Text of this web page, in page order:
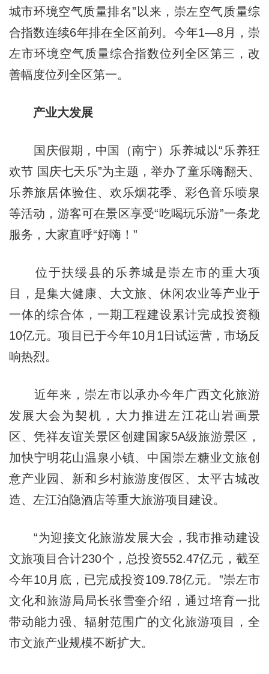
城市环境空气质量排名”以来，崇左空气质量综
合指数连续6年排在全区前列。今年1—8月，崇
左市环境空气质量综合指数位列全区第三，改
善幅度位列全区第一。
产业大发展
国庆假期，中国（南宁）乐养城以“乐养狂
欢节 国庆七天乐”为主题，举办了童乐嗨翻天、
乐养旅居体验住、欢乐烟花季、彩色音乐喷泉
等活动，游客可在景区享受“吃喝玩乐游”一条龙
服务，大家直呼“好嗨！”
位于扶绥县的乐养城是崇左市的重大项
目，是集大健康、大文旅、休闲农业等产业于
一体的综合体，一期工程建设累计完成投资额
10亿元。项目已于今年10月1日试运营，市场反
响热烈。
近年来，崇左市以承办今年广西文化旅游
发展大会为契机，大力推进左江花山岩画景
区、凭祥友谊关景区创建国家5A级旅游景区，
加快宁明花山温泉小镇、中国崇左糖业文旅创
意产业园、新和乡村旅游度假区、太平古城改
造、左江泊隐酒店等重大旅游项目建设。
“为迎接文化旅游发展大会，我市推动建设
文旅项目合计230个，总投资552.47亿元，截至
今年10月底，已完成投资109.78亿元。”崇左市
文化和旅游局局长张雪奎介绍，通过培育一批
带动能力强、辐射范围广的文化旅游项目，全
市文旅产业规模不断扩大。